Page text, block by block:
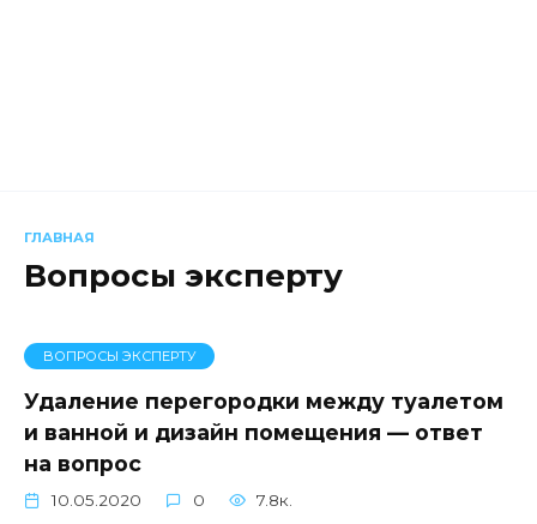
ГЛАВНАЯ
Вопросы эксперту
ВОПРОСЫ ЭКСПЕРТУ
Удаление перегородки между туалетом
и ванной и дизайн помещения — ответ
на вопрос
10.05.2020 0 7.8к.